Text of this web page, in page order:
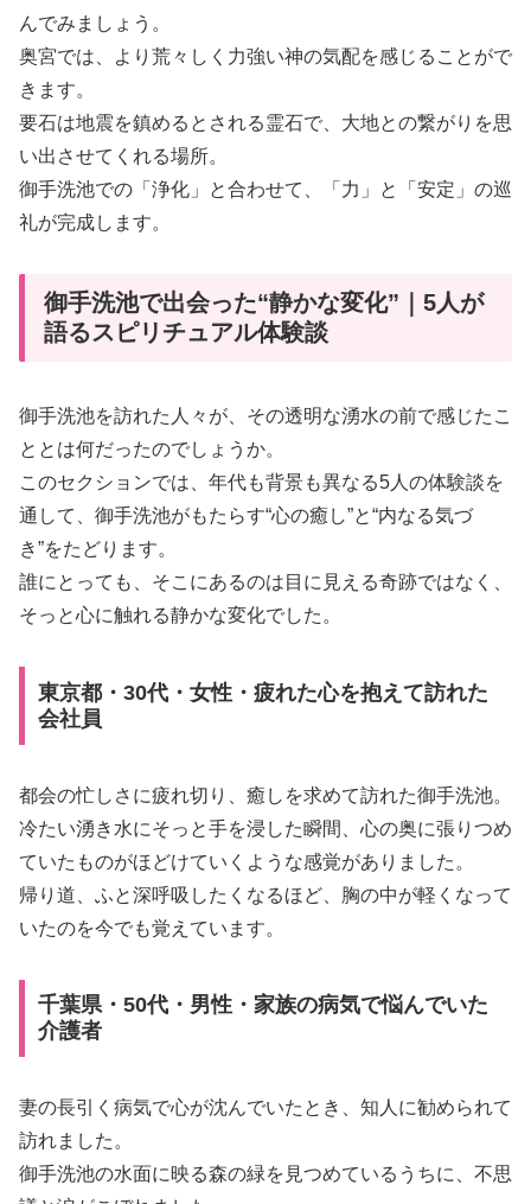
んでみましょう。
奥宮では、より荒々しく力強い神の気配を感じることがで
きます。
要石は地震を鎮めるとされる霊石で、大地との繋がりを思
い出させてくれる場所。
御手洗池での「浄化」と合わせて、「力」と「安定」の巡
礼が完成します。
御手洗池で出会った“静かな変化”｜5人が
語るスピリチュアル体験談
御手洗池を訪れた人々が、その透明な湧水の前で感じたこ
ととは何だったのでしょうか。
このセクションでは、年代も背景も異なる5人の体験談を
通して、御手洗池がもたらす“心の癒し”と“内なる気づ
き”をたどります。
誰にとっても、そこにあるのは目に見える奇跡ではなく、
そっと心に触れる静かな変化でした。
東京都・30代・女性・疲れた心を抱えて訪れた
会社員
都会の忙しさに疲れ切り、癒しを求めて訪れた御手洗池。
冷たい湧き水にそっと手を浸した瞬間、心の奥に張りつめ
ていたものがほどけていくような感覚がありました。
帰り道、ふと深呼吸したくなるほど、胸の中が軽くなって
いたのを今でも覚えています。
千葉県・50代・男性・家族の病気で悩んでいた
介護者
妻の長引く病気で心が沈んでいたとき、知人に勧められて
訪れました。
御手洗池の水面に映る森の緑を見つめているうちに、不思